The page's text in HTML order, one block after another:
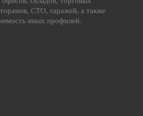
СТО, гаражей, а также
иных профилей.